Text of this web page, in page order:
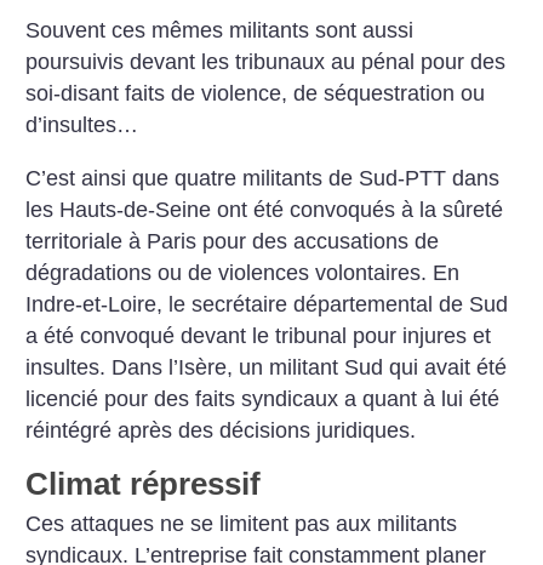
Souvent ces mêmes militants sont aussi
poursuivis devant les tribunaux au pénal pour des
soi-disant faits de violence, de séquestration ou
d’insultes…
C’est ainsi que quatre militants de Sud-PTT dans
les Hauts-de-Seine ont été convoqués à la sûreté
territoriale à Paris pour des accusations de
dégradations ou de violences volontaires. En
Indre-et-Loire, le secrétaire départemental de Sud
a été convoqué devant le tribunal pour injures et
insultes. Dans l’Isère, un militant Sud qui avait été
licencié pour des faits syndicaux a quant à lui été
réintégré après des décisions juridiques.
Climat répressif
Ces attaques ne se limitent pas aux militants
syndicaux. L’entreprise fait constamment planer